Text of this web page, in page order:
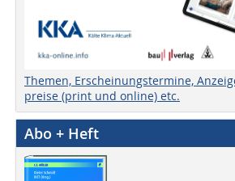
Themen, Erscheinungstermine,
preise (print und online) etc.
Abo + Heft